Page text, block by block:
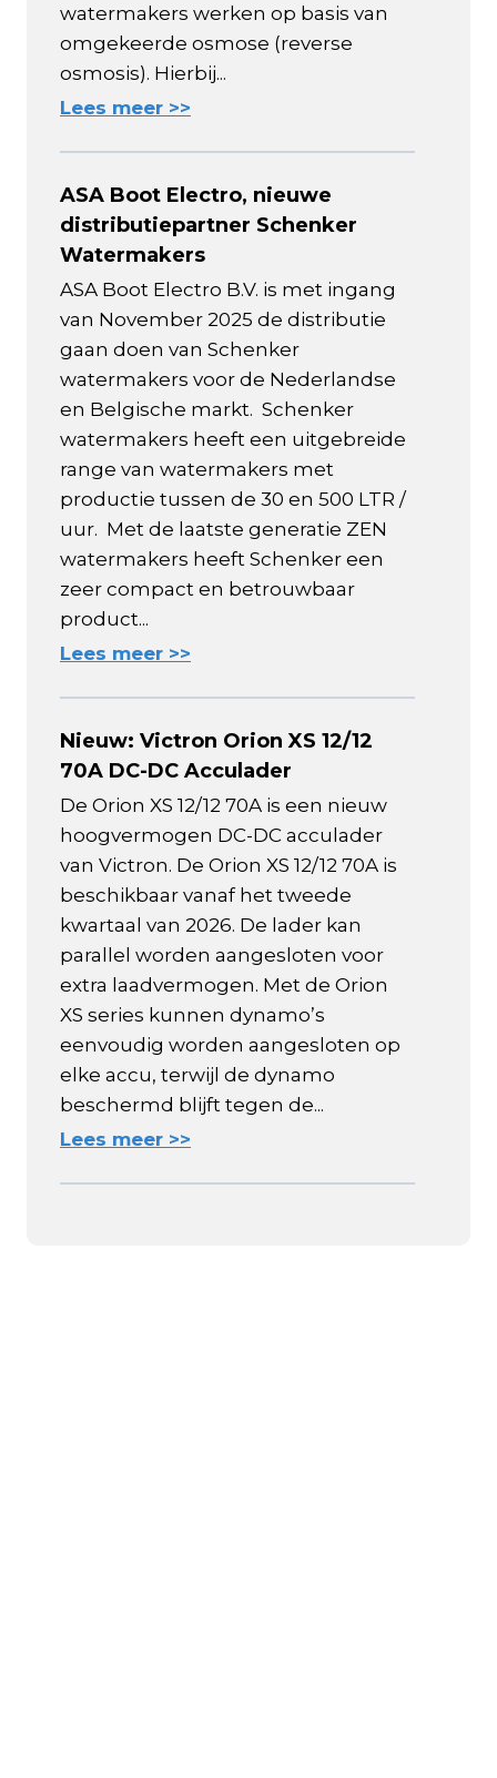
watermakers werken op basis van
omgekeerde osmose (reverse
osmosis). Hierbij...
Lees meer >>
ASA Boot Electro, nieuwe
distributiepartner Schenker
Watermakers
ASA Boot Electro B.V. is met ingang
van November 2025 de distributie
gaan doen van Schenker
watermakers voor de Nederlandse
en Belgische markt. Schenker
watermakers heeft een uitgebreide
range van watermakers met
productie tussen de 30 en 500 LTR /
uur. Met de laatste generatie ZEN
watermakers heeft Schenker een
zeer compact en betrouwbaar
product...
Lees meer >>
Nieuw: Victron Orion XS 12/12
70A DC-DC Acculader
De Orion XS 12/12 70A is een nieuw
hoogvermogen DC-DC acculader
van Victron. De Orion XS 12/12 70A is
beschikbaar vanaf het tweede
kwartaal van 2026. De lader kan
parallel worden aangesloten voor
extra laadvermogen. Met de Orion
XS series kunnen dynamo’s
eenvoudig worden aangesloten op
elke accu, terwijl de dynamo
beschermd blijft tegen de...
Lees meer >>